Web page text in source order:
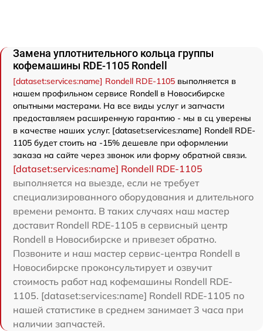
Замена уплотнительного кольца группы
кофемашины RDE-1105 Rondell
[dataset:services:name] Rondell RDE-1105 выполняется в
нашем профильном сервисе Rondell в Новосибирске
опытными мастерами. На все виды услуг и запчасти
предоставляем расширенную гарантию - мы в сц уверены
в качестве наших услуг. [dataset:services:name] Rondell RDE-
1105 будет стоить на -15% дешевле при оформлении
заказа на сайте через звонок или форму обратной связи.
[dataset:services:name] Rondell RDE-1105
выполняется на выезде, если не требует
специализированного оборудования и длительного
времени ремонта. В таких случаях наш мастер
доставит Rondell RDE-1105 в сервисный центр
Rondell в Новосибирске и привезет обратно.
Позвоните и наш мастер сервис-центра Rondell в
Новосибирске проконсультирует и озвучит
стоимость работ над кофемашины Rondell RDE-
1105. [dataset:services:name] Rondell RDE-1105 по
нашей статистике в среднем занимает 3 часа при
наличии запчастей.